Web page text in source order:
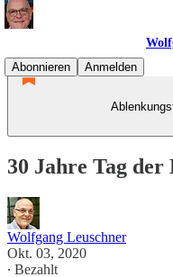
Abonnieren
Anmelden
30 Jahre Tag der
Wolfgang Leuschner
Okt. 03, 2020
∙ Bezahlt